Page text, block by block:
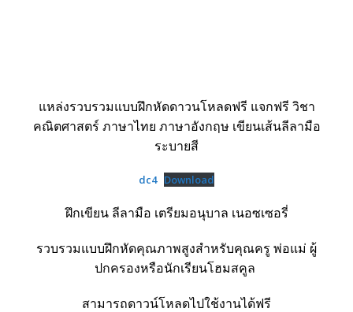
แหล่งรวบรวมแบบฝึกหัดดาวนโหลดฟรี แจกฟรี วิชา
คณิตศาสตร์ ภาษาไทย ภาษาอังกฤษ เขียนเส้นลีลามือ
ระบายสี
dc4 Download
ฝึกเขียน ลีลามือ เตรียมอนุบาล เนอซเซอรี่
รวบรวมแบบฝึกหัดคุณภาพสูงสำหรับคุณครู พ่อแม่ ผู้
ปกครองหรือนักเรียนโฮมสคูล
สามารถดาวน์โหลดไปใช้งานได้ฟรี